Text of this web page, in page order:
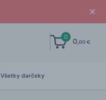
0 0,00 €
Všetky darčeky